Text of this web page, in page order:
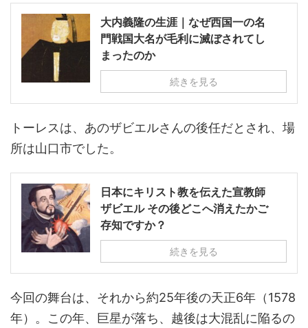
大内義隆の生涯｜なぜ西国一の名
門戦国大名が毛利に滅ぼされてし
まったのか
続きを見る
トーレスは、あのザビエルさんの後任だとされ、場
所は山口市でした。
日本にキリスト教を伝えた宣教師
ザビエル その後どこへ消えたかご
存知ですか？
続きを見る
今回の舞台は、それから約25年後の天正6年（1578
年）。この年、巨星が落ち、越後は大混乱に陥るの